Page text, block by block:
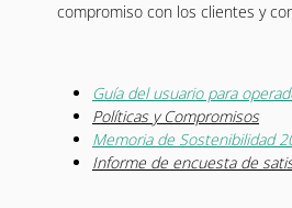
compromiso con los clientes y
Guía del usuario para
Políticas y Compromisos
Memoria de Sostenibilidad
Informe de encuesta de